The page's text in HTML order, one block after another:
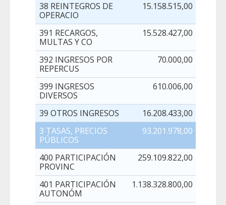
38 REINTEGROS DE
OPERACIO
15.158.515,00
391 RECARGOS,
MULTAS Y CO
15.528.427,00
392 INGRESOS POR
REPERCUS
70.000,00
399 INGRESOS
DIVERSOS
610.006,00
39 OTROS INGRESOS
16.208.433,00
3 TASAS, PRECIOS
PÚBLICOS
93.201.978,00
400 PARTICIPACIÓN
PROVINC
259.109.822,00
401 PARTICIPACIÓN
AUTONÓM
1.138.328.800,00